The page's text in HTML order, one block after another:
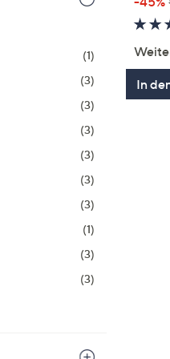
(1)
(3)
(3)
(3)
(3)
(3)
(3)
(1)
(3)
(3)
In